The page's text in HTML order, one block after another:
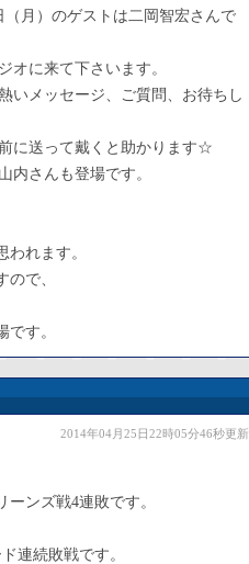
（月）のゲストは二岡智宏さんで
オに来て下さいます。
いメッセージ、ご質問、お待ちし
に送って戴くと助かります☆
内さんも登場です。
れます。
で、
す。
2014年04月25日22時05分46秒更新
ンズ戦4連敗です。
連続敗戦です。